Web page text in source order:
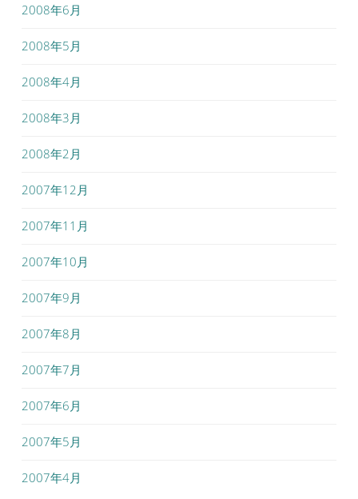
2008年6月
2008年5月
2008年4月
2008年3月
2008年2月
2007年12月
2007年11月
2007年10月
2007年9月
2007年8月
2007年7月
2007年6月
2007年5月
2007年4月